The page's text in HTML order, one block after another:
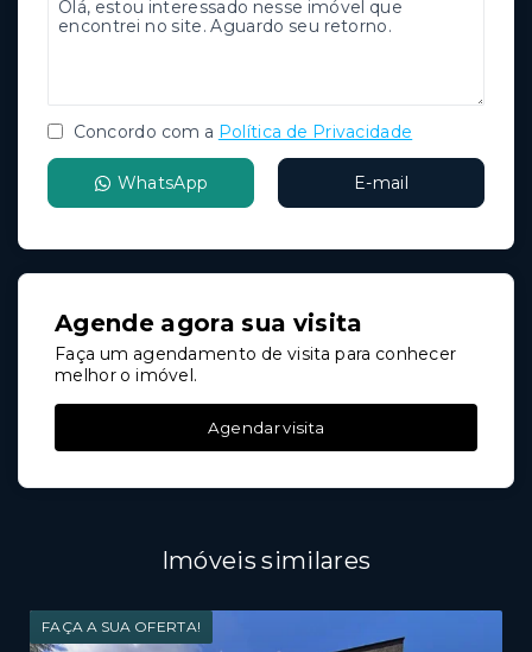
Concordo com a Política de Privacidade
WhatsApp E-mail
Agende agora sua visita
Faça um agendamento de visita para conhecer
melhor o imóvel.
Agendar visita
Imóveis similares
FAÇA A SUA OFERTA!